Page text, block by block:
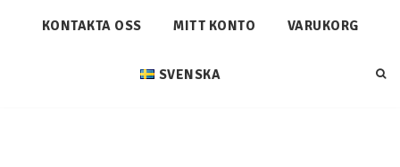
KONTAKTA OSS MITT KONTO VARUKORG
SVENSKA